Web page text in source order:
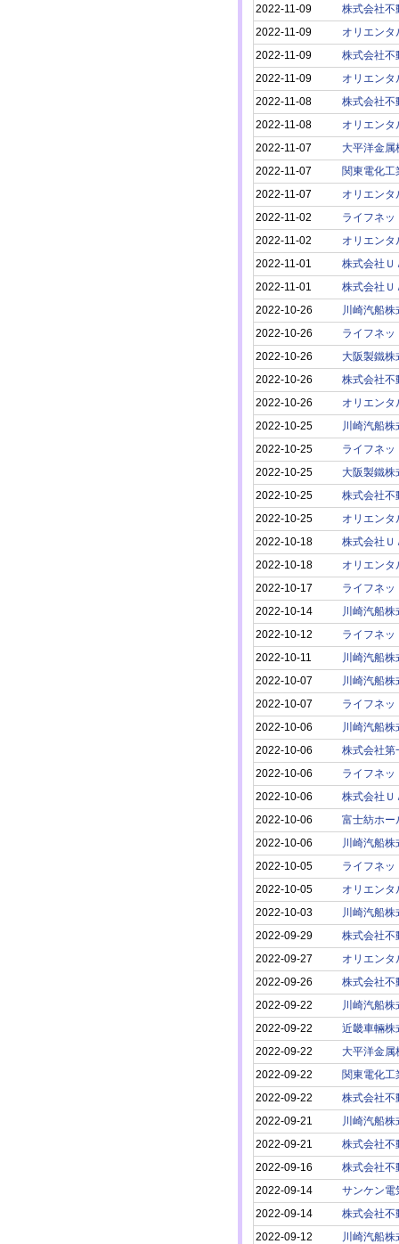
2022-11-09
株式会社不
2022-11-09
オリエンタ
2022-11-09
株式会社不
2022-11-09
オリエンタ
2022-11-08
株式会社不
2022-11-08
オリエンタ
2022-11-07
大平洋金属
2022-11-07
関東電化工
2022-11-07
オリエンタ
2022-11-02
ライフネッ
2022-11-02
オリエンタ
2022-11-01
株式会社Ｕ
2022-11-01
株式会社Ｕ
2022-10-26
川崎汽船株
2022-10-26
ライフネッ
2022-10-26
大阪製鐵株
2022-10-26
株式会社不
2022-10-26
オリエンタ
2022-10-25
川崎汽船株
2022-10-25
ライフネッ
2022-10-25
大阪製鐵株
2022-10-25
株式会社不
2022-10-25
オリエンタ
2022-10-18
株式会社Ｕ
2022-10-18
オリエンタ
2022-10-17
ライフネッ
2022-10-14
川崎汽船株
2022-10-12
ライフネッ
2022-10-11
川崎汽船株
2022-10-07
川崎汽船株
2022-10-07
ライフネッ
2022-10-06
川崎汽船株
2022-10-06
株式会社第
2022-10-06
ライフネッ
2022-10-06
株式会社Ｕ
2022-10-06
富士紡ホー
2022-10-06
川崎汽船株
2022-10-05
ライフネッ
2022-10-05
オリエンタ
2022-10-03
川崎汽船株
2022-09-29
株式会社不
2022-09-27
オリエンタ
2022-09-26
株式会社不
2022-09-22
川崎汽船株
2022-09-22
近畿車輛株
2022-09-22
大平洋金属
2022-09-22
関東電化工
2022-09-22
株式会社不
2022-09-21
川崎汽船株
2022-09-21
株式会社不
2022-09-16
株式会社不
2022-09-14
サンケン電
2022-09-14
株式会社不
2022-09-12
川崎汽船株